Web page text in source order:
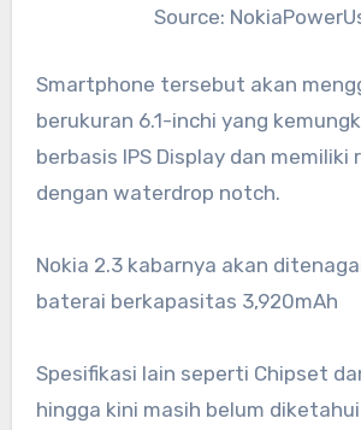
Source:
Smartphone tersebut akan
berukuran 6.1-inchi yang
berbasis IPS Display dan memiliki
dengan waterdrop notch.
Nokia 2.3 kabarnya akan
baterai berkapasitas 3,920mAh
Spesifikasi lain seperti Chipset
hingga kini masih belum